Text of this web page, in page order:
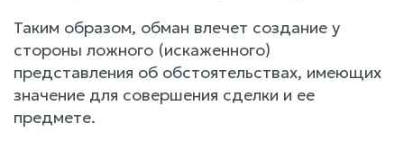
Таким образом, обман влечет создание у
стороны ложного (искаженного)
представления об обстоятельствах, имеющих
значение для совершения сделки и ее
предмете.